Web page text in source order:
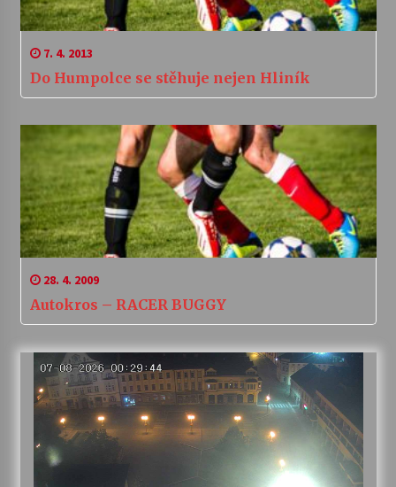
7. 4. 2013
Do Humpolce se stěhuje nejen Hliník
28. 4. 2009
Autokros – RACER BUGGY